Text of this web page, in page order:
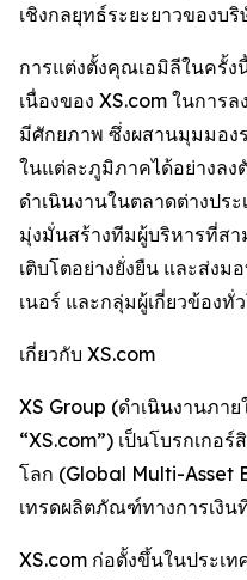
เชิงกลยุทธ์ระยะยาวของบริ
การแต่งตั้งคุณเอมิลีในครั้
เนื่องของ XS.com ในการ
มีศักยภาพ ซึ่งผสานมุมมอง
ในแต่ละภูมิภาคได้อย่างล
ดำเนินงานในตลาดต่างประ
มุ่งมั่นสร้างทีมผู้บริหารที่ส
เติบโตอย่างยั่งยืน และส่ง
เนอร์ และกลุ่มผู้เกี่ยวข้องทั่
เกี่ยวกับ XS.com
XS Group (ดำเนินงานภา
“XS.com”) เป็นโบรกเกอ
โลก (Global Multi-Asset
เทรดผลิตภัณฑ์ทางการเงิ
XS.com ก่อตั้งขึ้นในประเท